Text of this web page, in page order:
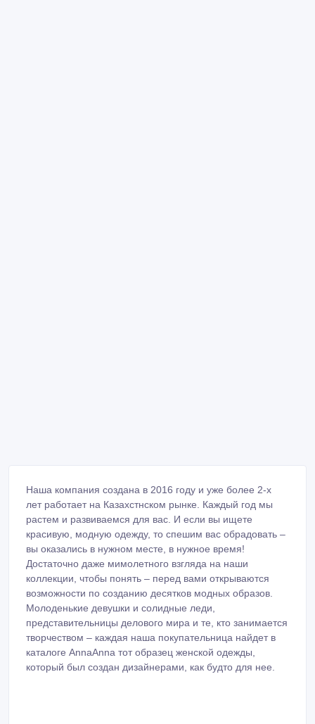
Наша компания создана в 2016 году и уже более 2-х
лет работает на Казахстнском рынке. Каждый год мы
растем и развиваемся для вас. И если вы ищете
красивую, модную одежду, то спешим вас обрадовать –
вы оказались в нужном месте, в нужное время!
Достаточно даже мимолетного взгляда на наши
коллекции, чтобы понять – перед вами открываются
возможности по созданию десятков модных образов.
Молоденькие девушки и солидные леди,
представительницы делового мира и те, кто занимается
творчеством – каждая наша покупательница найдет в
каталоге AnnaAnna тот образец женской одежды,
который был создан дизайнерами, как будто для нее.